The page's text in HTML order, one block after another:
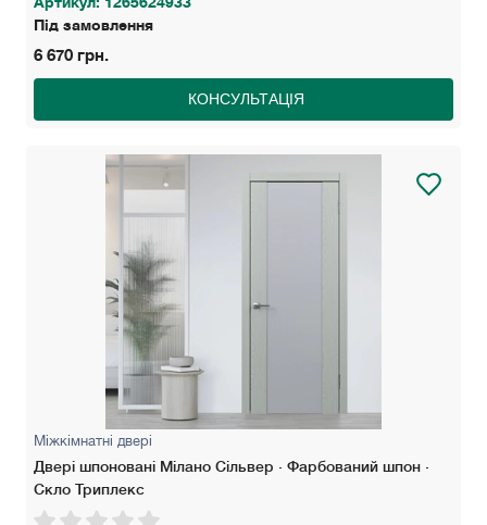
Під замовлення
6 670 грн.
КОНСУЛЬТАЦІЯ
Міжкімнатні двері
Двері шпоновані Мілано Сільвер · Фарбований шпон ·
Скло Триплекс